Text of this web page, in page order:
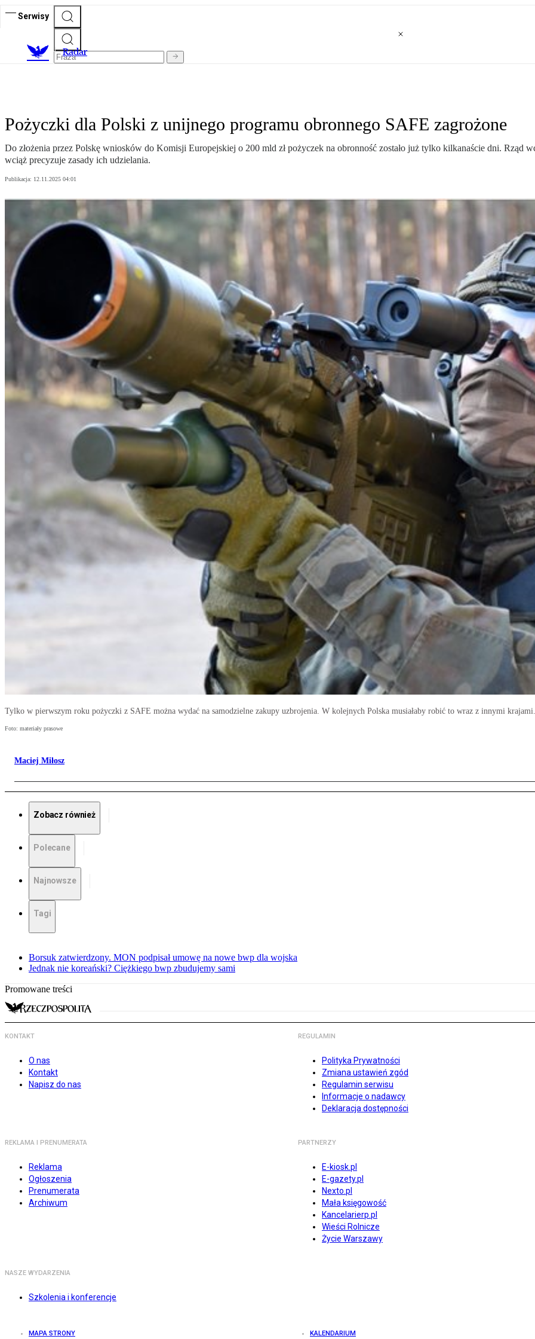
Serwisy
Radar
Pożyczki dla Polski z unijnego programu obronnego SAFE zagrożone
Do złożenia przez Polskę wniosków do Komisji Europejskiej o 200 mld zł pożyczek na obronność zostało już tylko kilkanaście dni. Rząd
wciąż precyzuje zasady ich udzielania.
Publikacja: 12.11.2025 04:01
Tylko w pierwszym roku pożyczki z SAFE można wydać na samodzielne zakupy uzbrojenia. W kolejnych Polska musiałaby robić to wraz z innymi krajami.
Foto: materiały prasowe
Maciej Miłosz
Zobacz również
Polecane
Najnowsze
Tagi
Borsuk zatwierdzony. MON podpisał umowę na nowe bwp dla wojska
Jednak nie koreański? Ciężkiego bwp zbudujemy sami
Promowane treści
KONTAKT
O nas
Kontakt
Napisz do nas
REGULAMIN
Polityka Prywatności
Zmiana ustawień zgód
Regulamin serwisu
Informacje o nadawcy
Deklaracja dostępności
REKLAMA I PRENUMERATA
Reklama
Ogłoszenia
Prenumerata
Archiwum
PARTNERZY
E-kiosk.pl
E-gazety.pl
Nexto.pl
Mała księgowość
Kancelarierp.pl
Wieści Rolnicze
Życie Warszawy
NASZE WYDARZENIA
Szkolenia i konferencje
MAPA STRONY KALENDARIUM